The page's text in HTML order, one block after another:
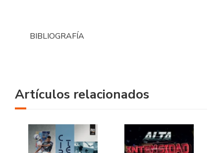
BIBLIOGRAFÍA
Artículos relacionados